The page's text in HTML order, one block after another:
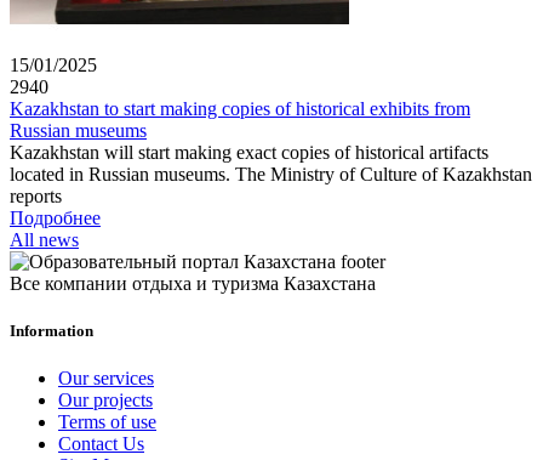
15/01/2025
2940
Kazakhstan to start making copies of historical exhibits from
Russian museums
Kazakhstan will start making exact copies of historical artifacts
located in Russian museums. The Ministry of Culture of Kazakhstan
reports
Подробнее
All news
Все компании отдыха и туризма Казахстана
Information
Our services
Our projects
Terms of use
Contact Us